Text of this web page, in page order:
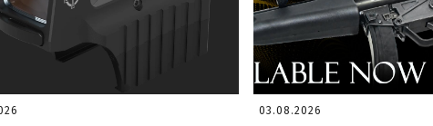
03.08.2026